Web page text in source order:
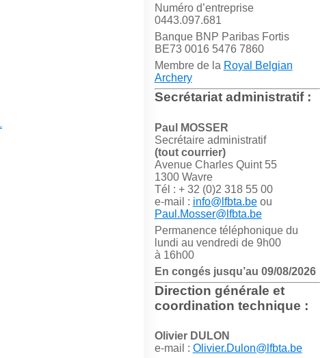
Numéro d’entreprise
0443.097.681
Banque BNP Paribas Fortis
BE73 0016 5476 7860
Membre de la Royal Belgian
Archery
Secrétariat administratif :
Paul MOSSER
Secrétaire administratif
(tout courrier)
Avenue Charles Quint 55
1300 Wavre
Tél : + 32 (0)2 318 55 00
e-mail : info@lfbta.beou
Paul.Mosser@lfbta.be
Permanence téléphonique du
lundi au vendredi de 9h00
à 16h00
En congés jusqu’au 09/08/2026
Direction générale et
coordination technique :
Olivier DULON
e-mail : Olivier.Dulon@lfbta.be